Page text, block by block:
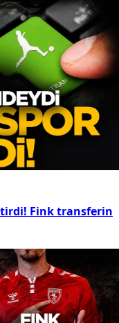
Fink transferin